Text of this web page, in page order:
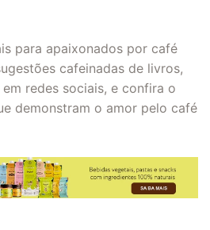
para apaixonados por café
cafeinadas de livros,
redes sociais, e confira o
demonstram o amor pelo café